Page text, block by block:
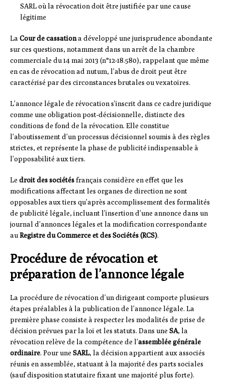
SARL où la révocation doit être justifiée par une cause
légitime
La Cour de cassationa développé une jurisprudence abondante
sur ces questions, notamment dans un arrêt de la chambre
commerciale du 14 mai 2013 (n°12-18.580), rappelant que même
en cas de révocation ad nutum, l’abus de droit peut être
caractérisé par des circonstances brutales ou vexatoires.
L’annonce légale de révocation s’inscrit dans ce cadre juridique
comme une obligation post-décisionnelle, distincte des
conditions de fond de la révocation. Elle constitue
l’aboutissement d’un processus décisionnel soumis à des règles
strictes, et représente la phase de publicité indispensable à
l’opposabilité aux tiers.
Le droit des sociétésfrançais considère en effet que les
modifications affectant les organes de direction ne sont
opposables aux tiers qu’après accomplissement des formalités
de publicité légale, incluant l’insertion d’une annonce dans un
journal d’annonces légales et la modification correspondante
auRegistre du Commerce et des Sociétés (RCS).
Procédure de révocation et
préparation de l’annonce légale
La procédure de révocation d’un dirigeant comporte plusieurs
étapes préalables à la publication de l’annonce légale. La
première phase consiste à respecter les modalités de prise de
décision prévues par la loi et les statuts. Dans une SA, la
révocation relève de la compétence de l’assemblée générale
ordinaire. Pour une SARL, la décision appartient aux associés
réunis en assemblée, statuant à la majorité des parts sociales
(sauf disposition statutaire fixant une majorité plus forte).